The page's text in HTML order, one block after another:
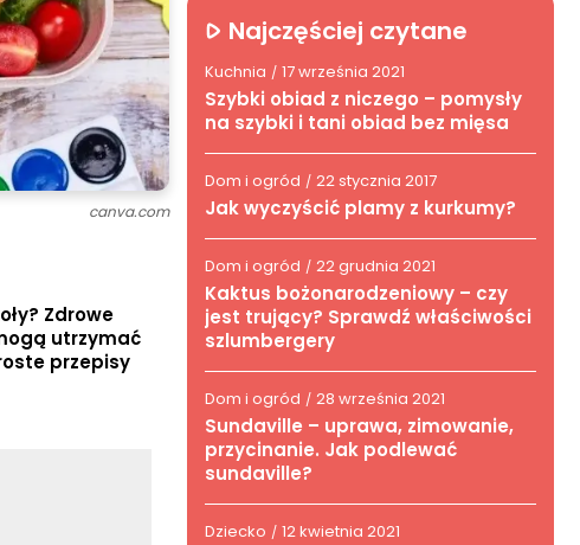
canva.com
Zdrowe
utrzymać
przepisy
Najczęściej czytane
Kuchnia / 17 września 2021
Szybki obiad z niczego – pomysły
na szybki i tani obiad bez mięsa
Dom i ogród / 22 stycznia 2017
Jak wyczyścić plamy z kurkumy?
Dom i ogród / 22 grudnia 2021
Kaktus bożonarodzeniowy – czy
jest trujący? Sprawdź właściwości
szlumbergery
Dom i ogród / 28 września 2021
Sundaville – uprawa, zimowanie,
przycinanie. Jak podlewać
sundaville?
Dziecko / 12 kwietnia 2021